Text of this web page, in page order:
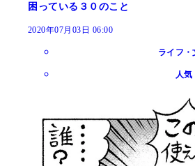
困っている３０のこと
2020年07月03日 06:00
ライフ・
人気